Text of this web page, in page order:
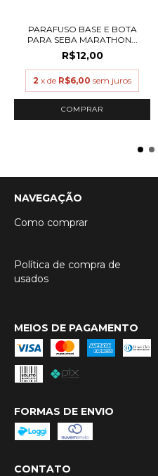
PARAFUSO BASE E BOTA
PARA SEBA MARATHON...
R$12,00
2 x de R$6,00 sem juros
NAVEGAÇÃO
Como comprar
Política de compra de
usados
MEIOS DE PAGAMENTO
FORMAS DE ENVIO
CONTATO